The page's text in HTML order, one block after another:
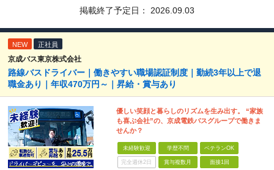
掲載終了予定日： 2026.09.03
NEW 正社員
京成バス東京株式会社
路線バスドライバー｜働きやすい職場認証制度｜勤続3年以上で退
職金あり｜年収470万円～｜昇給・賞与あり
優しい笑顔と暮らしのリズムを生み出す。 “家族
も喜ぶ会社”の、京成電鉄バスグループで働きま
せんか？
未経験歓迎 学歴不問 ベテランOK
完全週休2日 賞与複数月 面接1回